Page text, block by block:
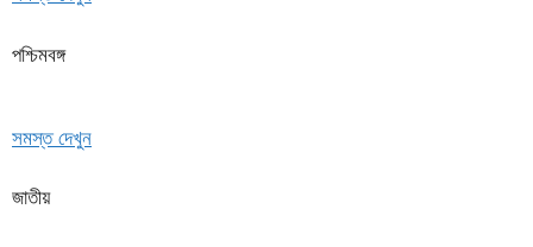
পশ্চিমবঙ্গ
সমস্ত দেখুন
জাতীয়